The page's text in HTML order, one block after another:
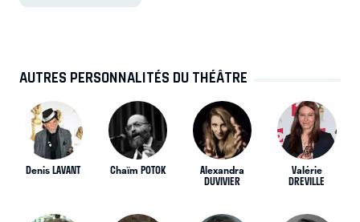
AUTRES PERSONNALITÉS DU THÉÂTRE
Denis LAVANT Chaïm POTOK Alexandra
DUVIVIER
Valérie
DREVILLE